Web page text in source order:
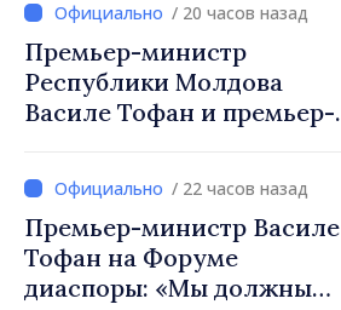
/ 20 часов назад
Перспективы молдавско-
турецкого сотрудничества
обсудили премьер-
посол Турции Уйгар
Мустафа Сертел/ 22 часов назад
Премьер-министр Василе
Тофан на Форуме
диаспоры: «Мы должны